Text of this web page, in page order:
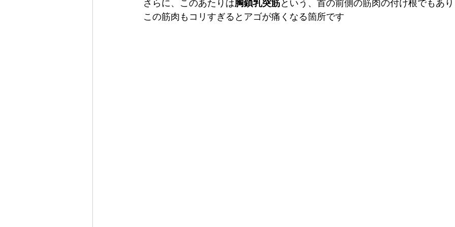
さらに、このあたりは胸鎖乳突筋という、首の前側の筋肉の付け根でもあ
この筋肉もコリすぎるとアゴが痛くなる箇所です